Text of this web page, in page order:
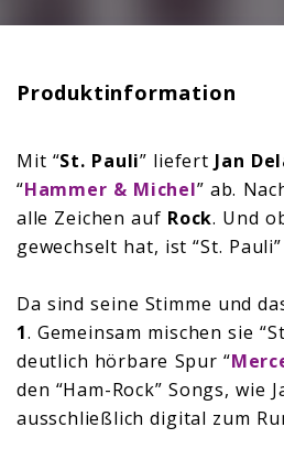
Produktinformation
Mit “St. Pauli” liefert Jan
“Hammer & Michel” ab.
alle Zeichen auf Rock. Und
gewechselt hat, ist “St.
Da sind seine Stimme und
1. Gemeinsam mischen sie
deutlich hörbare Spur “
den “Ham-Rock” Songs, wie
ausschließlich digital zum